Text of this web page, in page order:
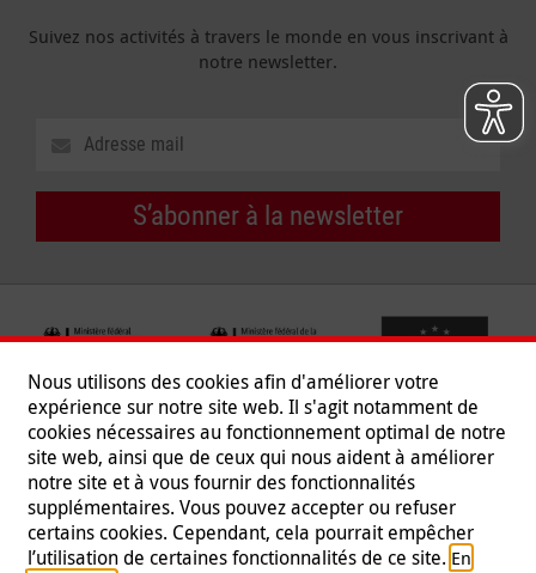
Suivez nos activités à travers le monde en vous inscrivant à
notre newsletter.
S’abonner à la newsletter
Suivez-nous
Nous utilisons des cookies afin d'améliorer votre
expérience sur notre site web. Il s'agit notamment de
cookies nécessaires au fonctionnement optimal de notre
site web, ainsi que de ceux qui nous aident à améliorer
notre site et à vous fournir des fonctionnalités
supplémentaires. Vous pouvez accepter ou refuser
certains cookies. Cependant, cela pourrait empêcher
l’utilisation de certaines fonctionnalités de ce site. En